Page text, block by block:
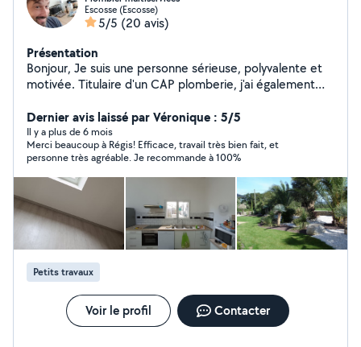
Escosse (Escosse)
5/5 (20 avis)
Présentation
Bonjour, Je suis une personne sérieuse, polyvalente et
motivée. Titulaire d'un CAP plomberie, j'ai également
qui m'a permis de développer de nombreuses
compétences techniques et un vrai sens du service
client. J'interviens pour différents petits travaux :
plomberie, bricolage, montage de meubles, réparations
diverses, entretien, dépannage et autres services du
quotidien. J'aime trouver des solutions pratiques et
réaliser un travail soigné. Fiable, ponctuel et à l'écoute,
je m'adapte facilement à vos besoins. N'hésitez pas à
me contacter pour discuter de votre projet ou de votre
besoin. À bientôt !
Dernier avis laissé par Véronique : 5/5
Il y a plus de 6 mois
Merci beaucoup à Régis! Efficace, travail très bien fait, et
personne très agréable. Je recommande à 100%
Petits travaux
Voir le profil Contacter